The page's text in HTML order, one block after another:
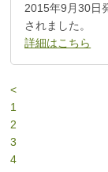
2015年9月30日
されました。
詳細はこちら
<
1
2
3
4